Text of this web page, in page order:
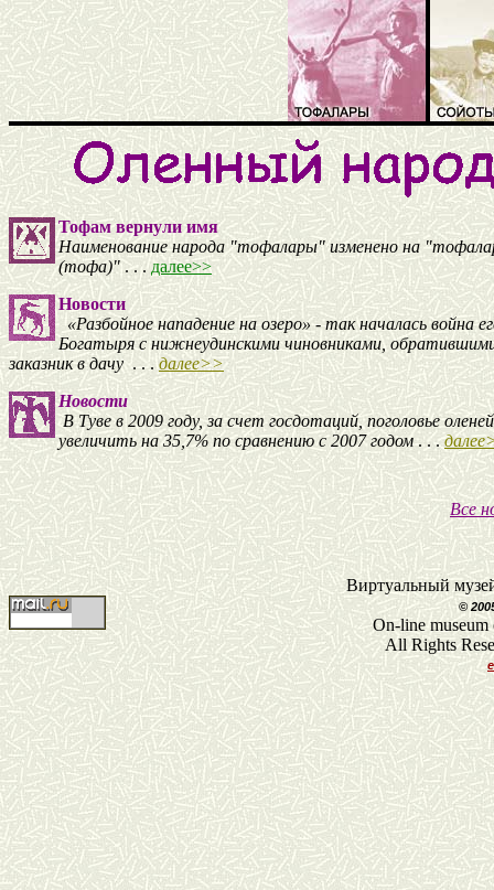
Тофам вернули имя
Наименование народа "тофалары" изменено на
(тофа)". . .далее>>
Новости
«Разбойное нападение на озеро» - так началась война
Богатыря с нижнеудинскими чиновниками,
заказник в дачу. . . далее>>
Новости
В Туве в 2009 году, за счет госдотаций, поголовье
увеличить на 35,7% по сравнению с 2007 годом . . .
Все
Виртуальный
© 200
On-line museum
All Rights